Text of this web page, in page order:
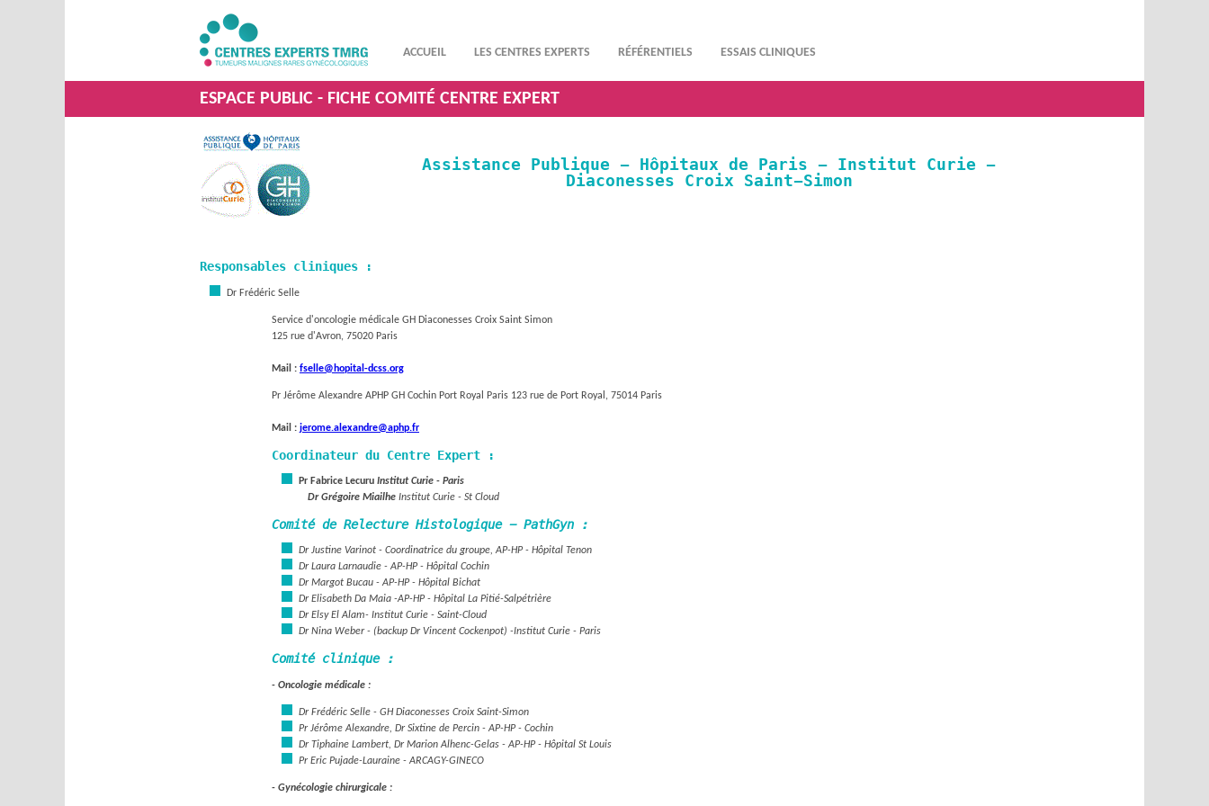
ACCUEIL LES CENTRES EXPERTS RÉFÉRENTIELS ESSAIS CLINIQUES
ESPACE PUBLIC - FICHE COMITÉ CENTRE EXPERT
Assistance Publique - Hôpitaux de Paris - Institut Curie -
Diaconesses Croix Saint-Simon
Responsables cliniques :
Dr Frédéric Selle
Service d'oncologie médicale GH Diaconesses Croix Saint Simon
125 rue d'Avron, 75020 Paris
Mail : fselle@hopital-dcss.org
Pr Jérôme Alexandre APHP GH Cochin Port Royal Paris 123 rue de Port Royal, 75014 Paris
Mail : jerome.alexandre@aphp.fr
Coordinateur du Centre Expert :
Pr Fabrice Lecuru Institut Curie - Paris
Dr Grégoire Miailhe Institut Curie - St Cloud
Comité de Relecture Histologique - PathGyn :
Dr Justine Varinot - Coordinatrice du groupe, AP-HP - Hôpital Tenon
Dr Laura Larnaudie -AP-HP - Hôpital Cochin
Dr Margot Bucau -AP-HP - Hôpital Bichat
Dr Elisabeth Da Maia -AP-HP - Hôpital La Pitié-Salpétrière
Dr Elsy El Alam- Institut Curie - Saint-Cloud
Dr Nina Weber - (backup Dr Vincent Cockenpot) -Institut Curie - Paris
Comité clinique :
- Oncologie médicale :
Dr Frédéric Selle - GH Diaconesses Croix Saint-Simon
Pr Jérôme Alexandre, Dr Sixtine de Percin -AP-HP - Cochin
Dr Tiphaine Lambert, Dr Marion Alhenc-Gelas -AP-HP - Hôpital St Louis
Pr Eric Pujade-Lauraine -ARCAGY-GINECO
- Gynécologie chirurgicale :